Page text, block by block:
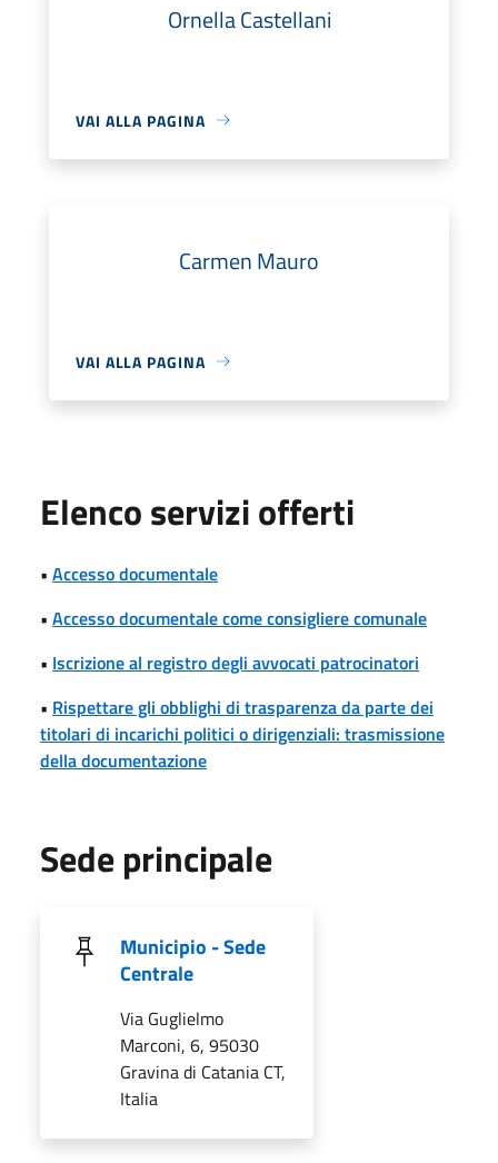
Ornella Castellani
VAI ALLA PAGINA
Carmen Mauro
VAI ALLA PAGINA
Elenco servizi offerti
• Accesso documentale
• Accesso documentale come consigliere comunale
• Iscrizione al registro degli avvocati patrocinatori
• Rispettare gli obblighi di trasparenza da parte dei
titolari di incarichi politici o dirigenziali: trasmissione
della documentazione
Sede principale
Municipio - Sede
Centrale
Via Guglielmo
Marconi, 6, 95030
Gravina di Catania CT,
Italia